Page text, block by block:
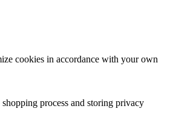
cookies in accordance with your own
process and storing privacy